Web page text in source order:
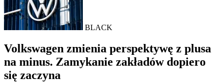
BLACK
Volkswagen zmienia perspektywę z plusa
na minus. Zamykanie zakładów dopiero
się zaczyna